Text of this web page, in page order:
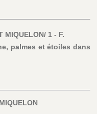
MIQUELON/ 1 - F.
palmes et étoiles dans